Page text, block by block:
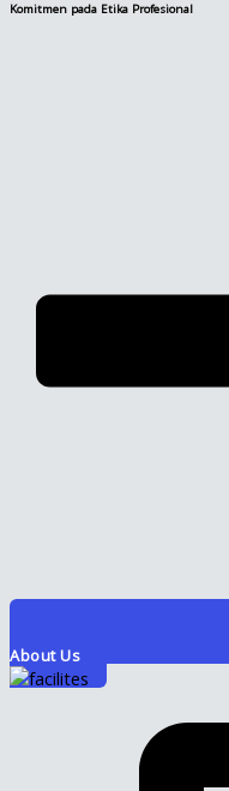
Komitmen pada Etika Profesional
About Us